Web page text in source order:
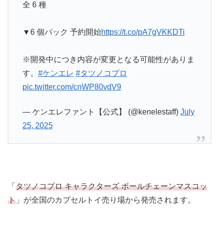
全 6 種
▼6 個パック 予約開始https://t.co/pA7gVKKDTi
※開発中につき内容が変更となる可能性がありま
す。 #ケンエレ #タツノコプロ
pic.twitter.com/cnWP80vdV9
— ケンエレファント【公式】 (@kenelestaff) July
25, 2025
「 タツノコプロ キャラクターズ ボールチェーンマスコッ
ト 」が全国のカプセルトイ売り場から発売されます。